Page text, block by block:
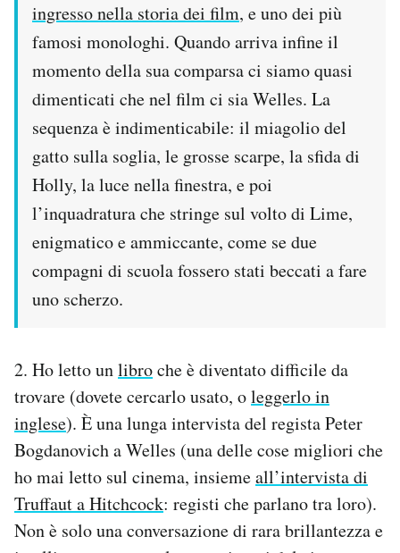
ingresso nella storia dei film, e uno dei più
famosi monologhi. Quando arriva infine il
momento della sua comparsa ci siamo quasi
dimenticati che nel film ci sia Welles. La
sequenza è indimenticabile: il miagolio del
gatto sulla soglia, le grosse scarpe, la sfida di
Holly, la luce nella finestra, e poi
l’inquadratura che stringe sul volto di Lime,
enigmatico e ammiccante, come se due
compagni di scuola fossero stati beccati a fare
uno scherzo.
2. Ho letto unlibroche è diventato difficile da
trovare (dovete cercarlo usato, oleggerlo in
inglese). È una lunga intervista del regista Peter
Bogdanovich a Welles (una delle cose migliori che
ho mai letto sul cinema, insiemeall’intervista di
Truffaut a Hitchcock: registi che parlano tra loro).
Non è solo una conversazione di rara brillantezza e